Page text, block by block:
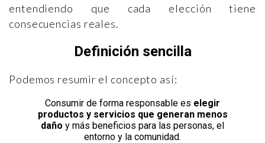
entendiendo que cada elección tiene
consecuencias reales.
Definición sencilla
Podemos resumir el concepto así:
Consumir de forma responsable es elegir
productos y servicios que generan menos
daño y más beneficios para las personas, el
entorno y la comunidad.